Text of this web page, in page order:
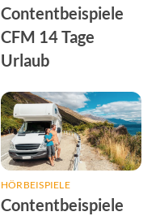
Contentbeispiele
CFM 14 Tage
Urlaub
HÖRBEISPIELE
Contentbeispiele